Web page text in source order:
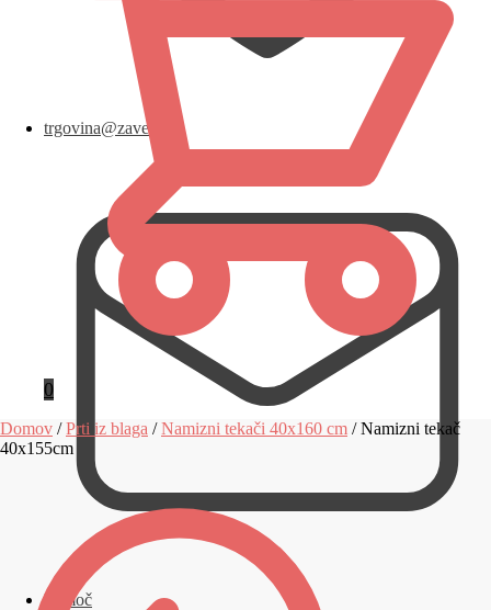
trgovina@zavese.eu
Pomoč
0
Domov /Prti iz blaga /Namizni tekači 40x160 cm /Namizni tekač
40x155cm